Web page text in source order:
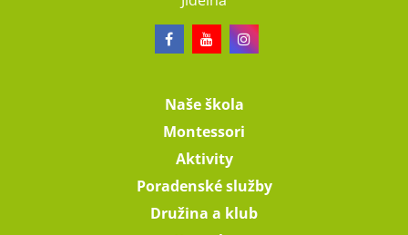
Naše škola
Montessori
Aktivity
Poradenské služby
Družina a klub